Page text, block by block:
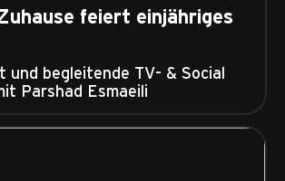
feiert einjähriges
und begleitende TV- & Social
Parshad Esmaeili